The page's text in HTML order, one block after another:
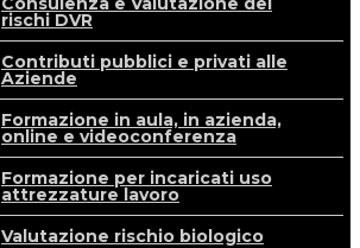
rischi DVR
Contributi pubblici e privati alle
Aziende
Formazione in aula, in azienda,
online e videoconferenza
Formazione per incaricati uso
attrezzature lavoro
Valutazione rischio biologico